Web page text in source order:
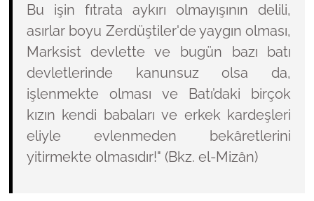
Bu işin fıtrata aykırı olmayışının delili,
asırlar boyu Zerdüştiler'de yaygın olması,
Marksist devlette ve bugün bazı batı
devletlerinde kanunsuz olsa da,
işlenmekte olması ve Batı’daki birçok
kızın kendi babaları ve erkek kardeşleri
eliyle evlenmeden bekâretlerini
yitirmekte olmasıdır!" (Bkz. el-Mizân)